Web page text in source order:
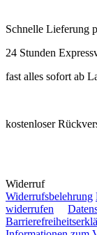
Schnelle Lieferung
24 Stunden
fast alles sofort ab
kostenloser
Widerruf
Widerrufsbelehrung
widerrufen